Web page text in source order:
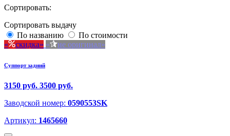
Сортировать:
Сортировать выдачу
По названию
По стоимости
скидка
не оригинал
Суппорт задний
3150 руб. 3500 руб.
Заводской номер: 0590553SK
Артикул: 1465660